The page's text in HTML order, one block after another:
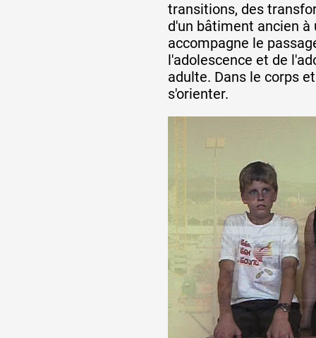
transitions, des
d'un bâtiment ancien à
accompagne le
l'adolescence et de
adulte. Dans le corps
s'orienter.